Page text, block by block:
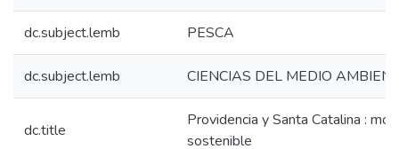
dc.subject.lemb PESCA
dc.subject.lemb CIENCIAS DEL MEDIO
dc.title
Providencia y Santa Catalina :
sostenible